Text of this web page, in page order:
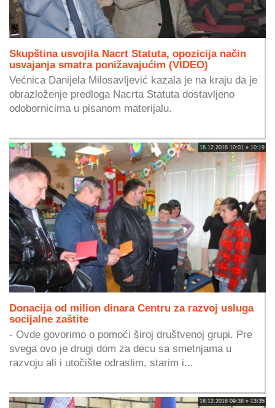
Skupština usvojila Nacrt Statuta, opozicija način
usvajanja smatra ponižavajućim (VIDEO)
Većnica Danijela Milosavljević kazala je na kraju da je
obrazloženje predloga Nacrta Statuta dostavljeno
odobornicima u pisanom materijalu.
18.12.2018 10:01 » 10:19
Donacija od milion dinara Centru za razvoj usluga
socijalne zaštite
- Ovde govorimo o pomoći široj društvenoj grupi. Pre
svega ovo je drugi dom za decu sa smetnjama u
razvoju ali i utočište odraslim, starim i...
18.12.2018 09:38 » 13:35